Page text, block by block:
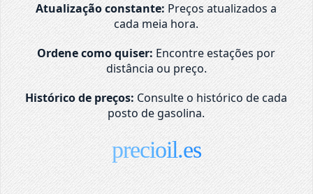
Atualização constante: Preços atualizados a
cada meia hora.
Ordene como quiser: Encontre estações por
distância ou preço.
Histórico de preços: Consulte o histórico de cada
posto de gasolina.
precioil.es